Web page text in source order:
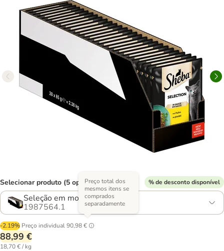
Selecionar produto (5 opções) % de desconto disponível
Seleção em molho com frango
1987564.1
-2.19% Preço individual90,98 €
Preço total dos
mesmos itens se
comprados
separadamente
88,99 €
18,70 € / kg